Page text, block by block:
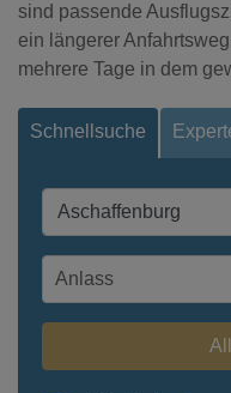
sind passende
ein längerer
mehrere Tage in dem
Schnellsuche
Anlass